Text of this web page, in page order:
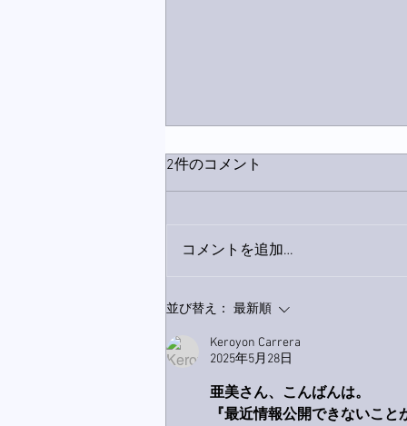
家レコーディング無事終了。
2件のコメント
コメントを追加…
並び替え： 最新順
Keroyon Carrera
2025年5月28日
亜美さん、こんばんは。
『最近情報公開できないこと